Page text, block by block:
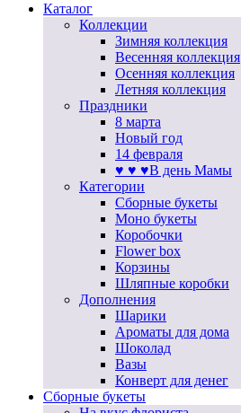
Каталог
Коллекции
Зимняя коллекция
Весенняя коллекция
Осенняя коллекция
Летняя коллекция
Праздники
8 марта
Новый год
14 февраля
♥ ♥ ♥В день Мамы
Категории
Сборные букеты
Моно букеты
Коробочки
Flower box
Корзины
Шляпные коробки
Дополнения
Шарики
Ароматы для дома
Шоколад
Вазы
Конверт для денег
Сборные букеты